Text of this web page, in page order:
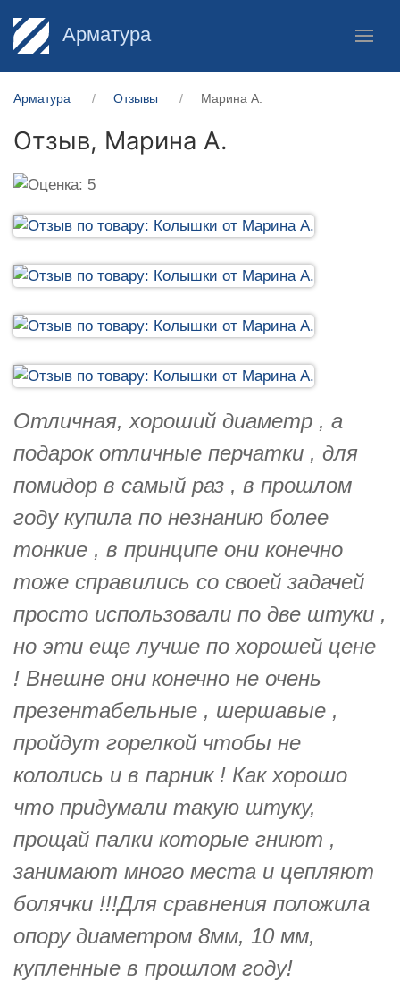
Арматура
Арматура Отзывы Марина А.
Отзыв, Марина А.
Отличная, хороший диаметр , а
подарок отличные перчатки , для
помидор в самый раз , в прошлом
году купила по незнанию более
тонкие , в принципе они конечно
тоже справились со своей задачей
просто использовали по две штуки ,
но эти еще лучше по хорошей цене
! Внешне они конечно не очень
презентабельные , шершавые ,
пройдут горелкой чтобы не
кололись и в парник ! Как хорошо
что придумали такую штуку,
прощай палки которые гниют ,
занимают много места и цепляют
болячки !!!Для сравнения положила
опору диаметром 8мм, 10 мм,
купленные в прошлом году!